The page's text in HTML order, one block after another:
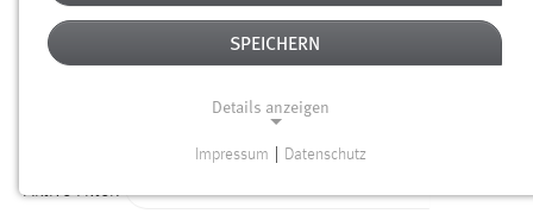
Alter
Aktive Filter:
SPEICHERN
Details anzeigen
Impressum Datenschutz